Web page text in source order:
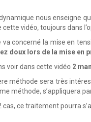
dynamique nous enseigne
cette vidéo, toujours dans
va concerné la mise en
doux lors de la mise en
voir dans cette vidéo 2
méthode sera très
méthode, s’appliquera
cas, ce traitement pourra